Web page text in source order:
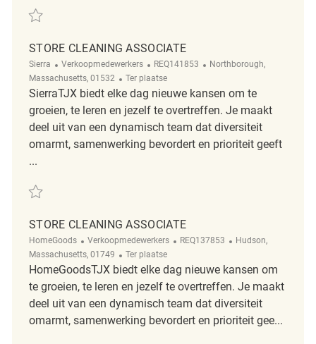
Redden Store Cleaning Associate REQ131469
STORE CLEANING ASSOCIATE
Sierra Categorie
Verkoopmedewerkers ReqId
REQ141853 Plaats
Northborough,
Massachusetts, 01532
Afgelegen
Ter plaatse
SierraTJX biedt elke dag nieuwe kansen om te
groeien, te leren en jezelf te overtreffen. Je maakt
deel uit van een dynamisch team dat diversiteit
omarmt, samenwerking bevordert en prioriteit geeft
...
Redden Store Cleaning Associate REQ141853
STORE CLEANING ASSOCIATE
HomeGoods Categorie
Verkoopmedewerkers ReqId
REQ137853 Plaats
Hudson,
Massachusetts, 01749
Afgelegen
Ter plaatse
HomeGoodsTJX biedt elke dag nieuwe kansen om
te groeien, te leren en jezelf te overtreffen. Je maakt
deel uit van een dynamisch team dat diversiteit
omarmt, samenwerking bevordert en prioriteit gee...